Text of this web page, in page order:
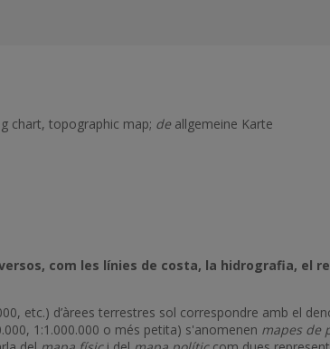
chart, topographic map; de allgemeine Karte
com les línies de costa, la hidrografia, el
etc.) d’àrees terrestres sol correspondre amb el
1:1.000.000 o més petita) s'anomenen mapes de